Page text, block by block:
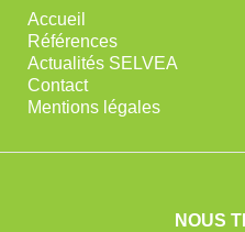
Accueil
Références
Actualités SELVEA
Contact
Mentions légales
NOUS